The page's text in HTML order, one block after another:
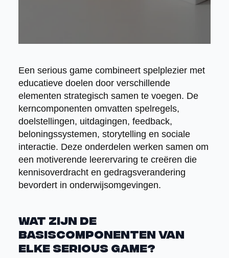
Een serious game combineert spelplezier met
educatieve doelen door verschillende
elementen strategisch samen te voegen. De
kerncomponenten omvatten spelregels,
doelstellingen, uitdagingen, feedback,
beloningssystemen, storytelling en sociale
interactie. Deze onderdelen werken samen om
een motiverende leerervaring te creëren die
kennisoverdracht en gedragsverandering
bevordert in onderwijsomgevingen.
Wat zijn de
basiscomponenten van
elke serious game?